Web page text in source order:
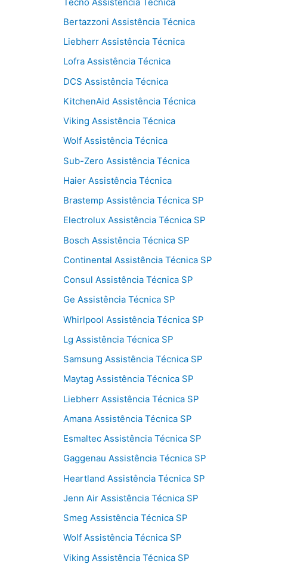
Bertazzoni Assistência Técnica
Liebherr Assistência Técnica
Lofra Assistência Técnica
DCS Assistência Técnica
KitchenAid Assistência Técnica
Viking Assistência Técnica
Wolf Assistência Técnica
Sub-Zero Assistência Técnica
Haier Assistência Técnica
Brastemp Assistência Técnica SP
Electrolux Assistência Técnica SP
Bosch Assistência Técnica SP
Continental Assistência Técnica SP
Consul Assistência Técnica SP
Ge Assistência Técnica SP
Whirlpool Assistência Técnica SP
Lg Assistência Técnica SP
Samsung Assistência Técnica SP
Maytag Assistência Técnica SP
Liebherr Assistência Técnica SP
Amana Assistência Técnica SP
Esmaltec Assistência Técnica SP
Gaggenau Assistência Técnica SP
Heartland Assistência Técnica SP
Jenn Air Assistência Técnica SP
Smeg Assistência Técnica SP
Wolf Assistência Técnica SP
Viking Assistência Técnica SP